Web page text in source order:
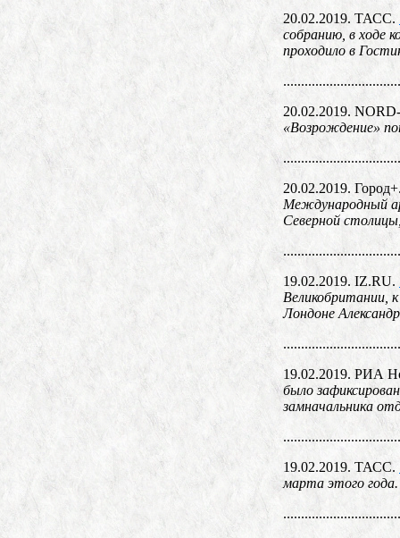
20.02.2019. ТАСС.
собранию, в ходе
проходило в
20.02.2019.
«Возрождение»
20.02.2019.
Международный
Северной
19.02.2019. IZ.RU.
Великобритании,
Лондоне
19.02.2019. РИА
было
замначальника
19.02.2019. ТАСС.
марта этого